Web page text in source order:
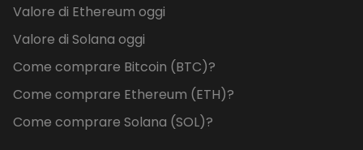
Valore di Ethereum oggi
Valore di Solana oggi
Come comprare Bitcoin (BTC)?
Come comprare Ethereum (ETH)?
Come comprare Solana (SOL)?